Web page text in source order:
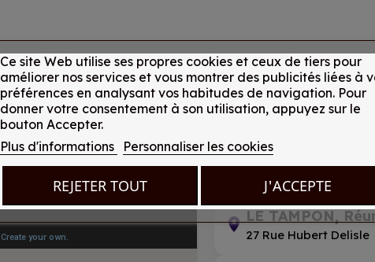
LE TAMPON,
27 Rue Hubert Delisle
Ce site Web utilise ses propres cookies et ceux de tiers pour
améliorer nos services et vous montrer des publicités liées à
préférences en analysant vos habitudes de navigation. Pour
donner votre consentement à son utilisation, appuyez sur le
bouton Accepter.
Plus d'informations
Personnaliser les cookies
REJETER TOUT J'ACCEPTE